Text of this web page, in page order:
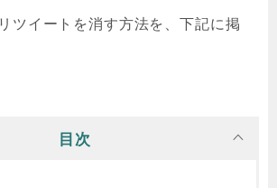
ツイートを消す方法を、下記に掲
目次